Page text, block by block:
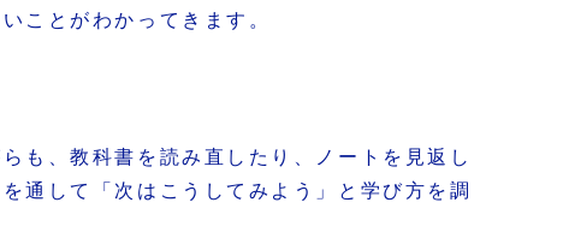
ことがわかってきます。
も、教科書を読み直したり、ノートを見返し
通して「次はこうしてみよう」と学び方を調